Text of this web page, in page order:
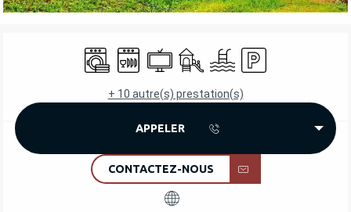
OUVERTURE ET COORDONNÉES
Lave lingeLave vaisselle
TélévisionJeux pour enfants / Espace
PiscineParking
+ 10 autre(s) prestation(s)
APPELER
CONTACTEZ-NOUS